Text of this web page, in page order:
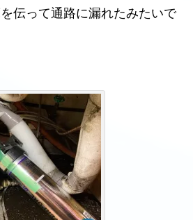
伝って通路に漏れたみたいで